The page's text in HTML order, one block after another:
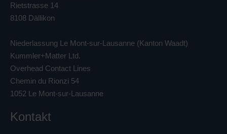
Rietstrasse 14
8108 Dällikon
Niederlassung Le Mont-sur-Lausanne (Kanton Waadt)
Kummler+Matter Ltd.
Overhead Contact Lines
Chemin du Rionzi 54
1052 Le Mont-sur-Lausanne
Kontakt